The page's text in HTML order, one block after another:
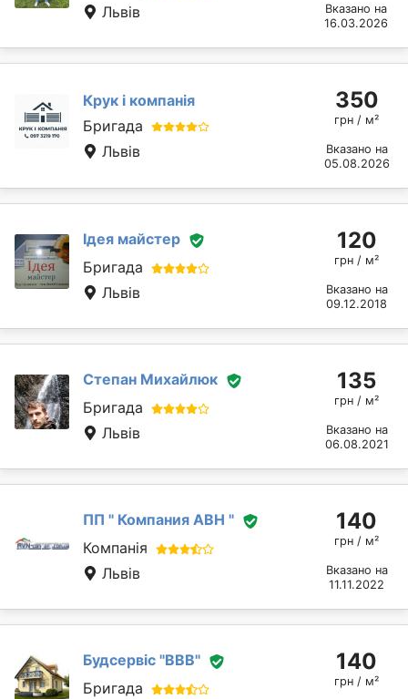
Львів
Вказано на
16.03.2026
Крук і компанія
Бригада
Львів
350
грн / м²
Вказано на
05.08.2026
Ідея майстер
Бригада
Львів
120
грн / м²
Вказано на
09.12.2018
Степан Михайлюк
Бригада
Львів
135
грн / м²
Вказано на
06.08.2021
ПП " Компания АВН "
Компанія
Львів
140
грн / м²
Вказано на
11.11.2022
Будсервіс "ВВВ"
Бригада
140
грн / м²